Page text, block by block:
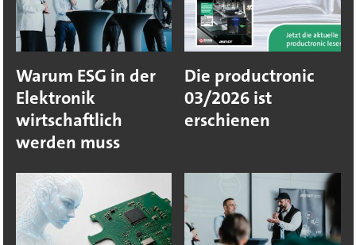
Warum ESG in der
Elektronik
wirtschaftlich
werden muss
Die productronic
03/2026 ist
erschienen